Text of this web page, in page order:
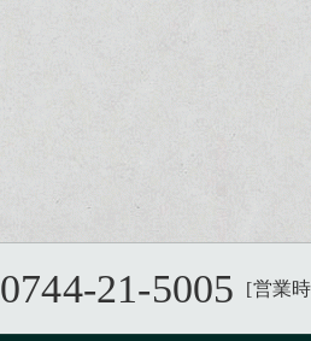
0744-21-5005 [営業